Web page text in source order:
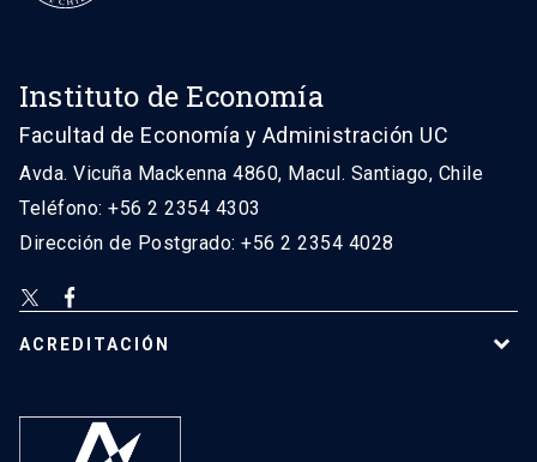
Instituto de Economía
Facultad de Economía y Administración UC
Avda. Vicuña Mackenna 4860, Macul. Santiago, Chile
Teléfono: +56 2 2354 4303
Dirección de Postgrado: +56 2 2354 4028
ACREDITACIÓN